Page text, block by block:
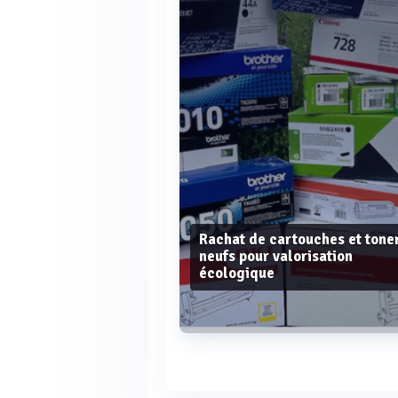
Rachat de cartouches et
neufs pour valorisation
écologique